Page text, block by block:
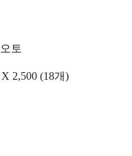
토
2,500 (18개)